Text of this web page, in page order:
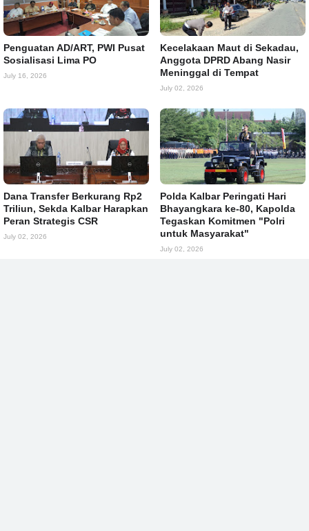
Penguatan AD/ART, PWI Pusat
Sosialisasi Lima PO
July 16, 2026
Kecelakaan Maut di Sekadau,
Anggota DPRD Abang Nasir
Meninggal di Tempat
July 02, 2026
Dana Transfer Berkurang Rp2
Triliun, Sekda Kalbar Harapkan
Peran Strategis CSR
July 02, 2026
Polda Kalbar Peringati Hari
Bhayangkara ke-80, Kapolda
Tegaskan Komitmen "Polri
untuk Masyarakat"
July 02, 2026